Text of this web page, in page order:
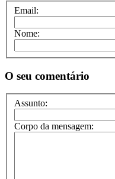
Email:
Nome:
O seu comentário
Assunto:
Corpo da mensagem: